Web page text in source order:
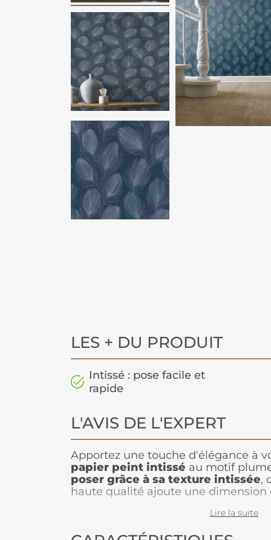
LES + DU PRODUIT
Intissé : pose facile et
rapide
L'AVIS DE L'EXPERT
Apportez une touche d'élégance à
papier peint intissé au motif
poser grâce à sa texture intissée,
haute qualité ajoute une dimension
créent une ambiance sophistiquée
Lire la suite